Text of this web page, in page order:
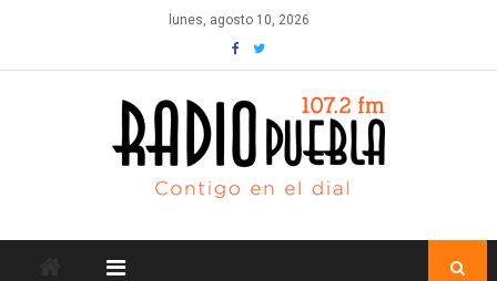
content
lunes, agosto 10, 2026